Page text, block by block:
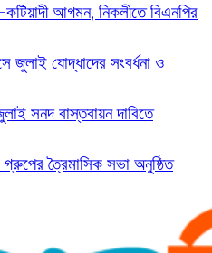
আগমন, নিকলীতে বিএনপির
জুলাই যোদ্ধাদের সংবর্ধনা ও
সনদ বাস্তবায়ন দাবিতে
গ্রুপের ত্রৈমাসিক সভা অনুষ্ঠিত